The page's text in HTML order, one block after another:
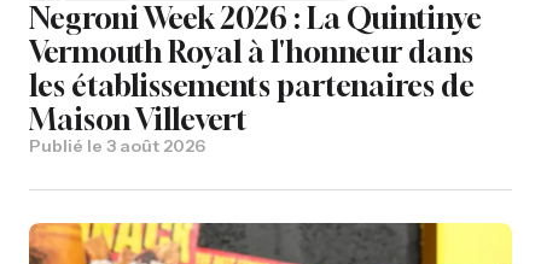
Negroni Week 2026 : La Quintinye
Vermouth Royal à l'honneur dans
les établissements partenaires de
Maison Villevert
Publié le 3 août 2026